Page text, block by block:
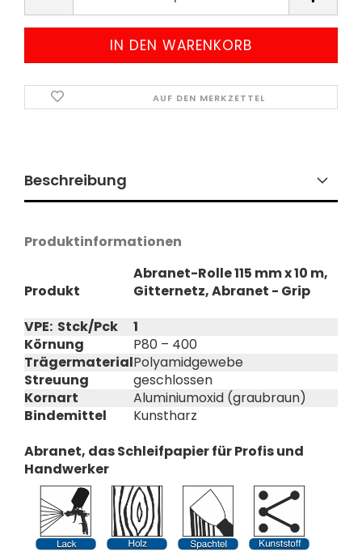
AUF DEN MERKZETTEL
Beschreibung
Produkt
Abranet-Rolle 115 mm x 10 m,
Gitternetz, Abranet - Grip
Produktinformationen
VPE: Stck/Pck
1
Körnung
P80 – 400
TrägermaterialPolyamidgewebe
Streuung
geschlossen
Kornart
Aluminiumoxid (graubraun)
Bindemittel
Kunstharz
Abranet, das Schleifpapier für Profis und
Handwerker